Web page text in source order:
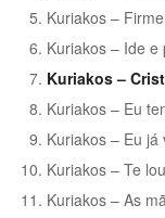
Kuriakos – Firme
Kuriakos – Ide e
Kuriakos –
Kuriakos – Eu
Kuriakos – Eu já
Kuriakos – Te
Kuriakos – As